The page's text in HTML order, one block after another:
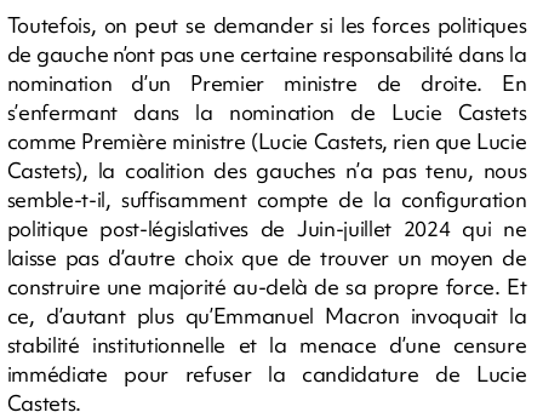
Toutefois, on peut se demander si les forces politiques
de gauche n’ont pas une certaine responsabilité dans la
nomination d’un Premier ministre de droite. En
s’enfermant dans la nomination de Lucie Castets
comme Première ministre (Lucie Castets, rien que Lucie
Castets), la coalition des gauches n’a pas tenu, nous
semble-t-il, suffisamment compte de la configuration
politique post-législatives de Juin-juillet 2024 qui ne
laisse pas d’autre choix que de trouver un moyen de
construire une majorité au-delà de sa propre force. Et
ce, d’autant plus qu’Emmanuel Macron invoquait la
stabilité institutionnelle et la menace d’une censure
immédiate pour refuser la candidature de Lucie
Castets.